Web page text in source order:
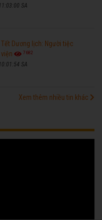
SA
Dương lịch: Người tiệc
7682
SA
Xem thêm nhiều tin khác